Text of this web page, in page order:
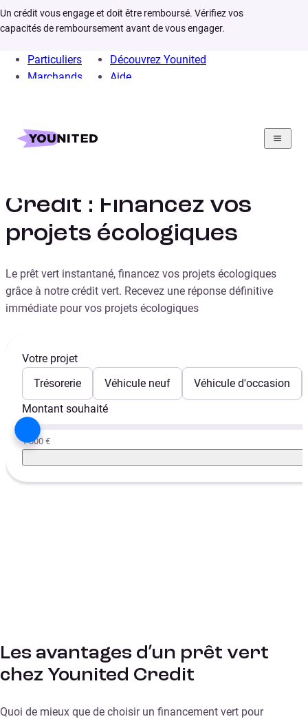
Un crédit vous engage et doit être remboursé. Vérifiez vos
capacités de remboursement avant de vous engager.
Particuliers
Marchands
Découvrez Younited
Aide
Home
Credit : Financez vos
projets écologiques
Le prêt vert instantané, financez vos projets écologiques
grâce à notre crédit vert. Recevez une réponse définitive
immédiate pour vos projets écologiques
Votre projet
Trésorerie
Véhicule neuf
Véhicule d'occasion
Montant souhaité
1 000 €
Les avantages d’un prêt vert
chez Younited Credit
Quoi de mieux que de choisir un financement vert pour